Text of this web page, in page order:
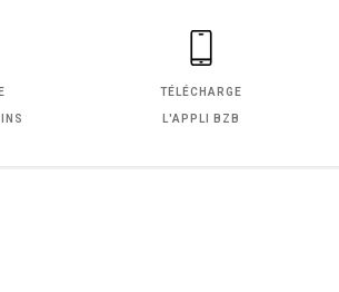
TÉLÉCHARGE
L'APPLI BZB